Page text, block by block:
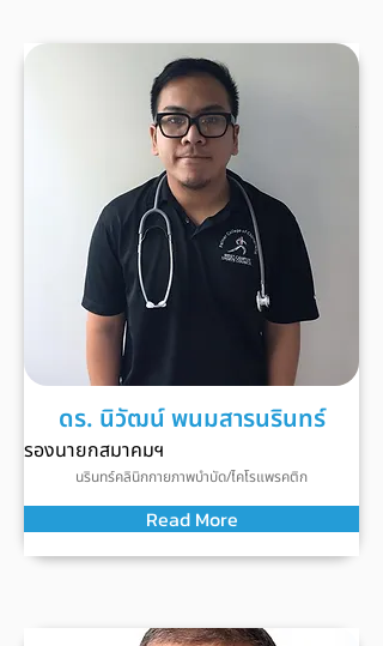
ดร. นิวัฒน์ พนมสารนรินทร์
รองนายกสมาคมฯ
นรินทร์คลินิกกายภาพบำบัด/ไคโรแพรคติก
Read More